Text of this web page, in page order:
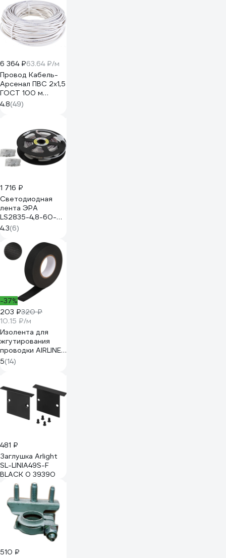
6 364 ₽63.64 ₽/м
Провод Кабель-
Арсенал ПВС 2х1,5
ГОСТ 100 м
KARS-51178
4.8(49)
1 716 ₽
Светодиодная
лента ЭРА
LS2835-4,8-60-
220-2700К-IP67-
20m Б0043094
4.3(6)
-37%
203 ₽320 ₽
10.15 ₽/м
Изолента для
жгутирования
проводки AIRLINE
19 мм, 20 м,
термостойкая, на
полиэстера
ADPT003
5(14)
481 ₽
Заглушка Arlight
SL-LINIA49S-F
BLACK 0 39390
510 ₽